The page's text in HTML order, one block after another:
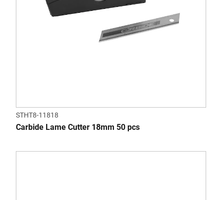
STHT8-11818
Carbide Lame Cutter 18mm 50 pcs